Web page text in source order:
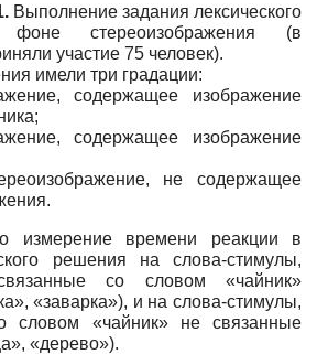
Выполнение задания лексического
стереоизображе­ния (в
участие 75 человек).
имели три градации:
содержащее изображение
содержащее изображение
не содержащее
измерение времени реакции в
решения на слова­-стимулы,
со словом «чайник»
«заварка»), и на слова-стимулы,
словом «чайник» не связанные
«дерево»).